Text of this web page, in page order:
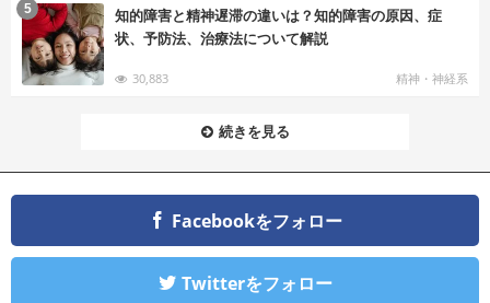
知的障害と精神遅滞の違いは？知的障害の原因、症
状、予防法、治療法について解説
30,883 精神・神経系
5
続きを見る
Facebookをフォロー
Twitterをフォロー